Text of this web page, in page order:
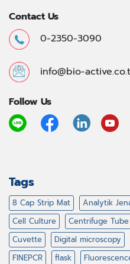
Contact Us
0-2350-3090
info@bio-
Follow Us
Tags
8 Cap Strip Mat Analytik
Cell Culture
Centrifuge Tube
Cuvette
Digital microscopy
FINEPCR
flask